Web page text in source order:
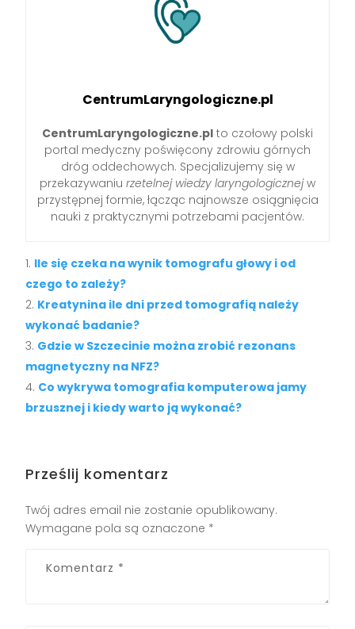
CentrumLaryngologiczne.pl
CentrumLaryngologiczne.pl to czołowy polski
portal medyczny poświęcony zdrowiu górnych
dróg oddechowych. Specjalizujemy się w
przekazywaniu rzetelnej wiedzy laryngologicznejw
przystępnej formie, łącząc najnowsze osiągnięcia
nauki z praktycznymi potrzebami pacjentów.
Ile się czeka na wynik tomografu głowy i od
czego to zależy?
Kreatynina ile dni przed tomografią należy
wykonać badanie?
Gdzie w Szczecinie można zrobić rezonans
magnetyczny na NFZ?
Co wykrywa tomografia komputerowa jamy
brzusznej i kiedy warto ją wykonać?
Prześlij komentarz
Twój adres email nie zostanie opublikowany.
Wymagane pola są oznaczone *